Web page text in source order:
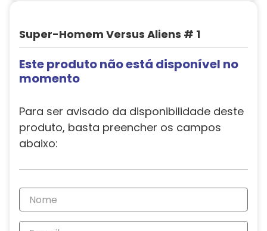
Super-Homem Versus Aliens # 1
Este produto não está disponível no
momento
Para ser avisado da disponibilidade deste
produto, basta preencher os campos
abaixo: